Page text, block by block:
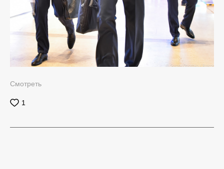
Смотреть
1